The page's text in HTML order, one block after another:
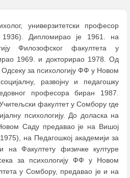
универзитетски професор
Дипломирао је 1961. на
Филозофског факултета у
1969. и докторирао 1978. Од
за психологију ФФ у Новом
развојну и педагошку
професора биран 1987.
факултет у Сомбору где
психологију. До доласка на
Саду предавао је на Вишој
на Педагошкој академији за
на Факултету физичке културе
за психологију ФФ у Новом
у Сомбору, предавао је и на